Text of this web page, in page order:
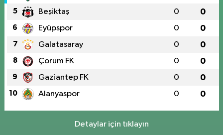
5 Beşiktaş 0 0
6 Eyüpspor 0 0
7 Galatasaray 0 0
8 Çorum FK 0 0
9 Gaziantep FK 0 0
10 Alanyaspor 0 0
Detaylar için tıklayın